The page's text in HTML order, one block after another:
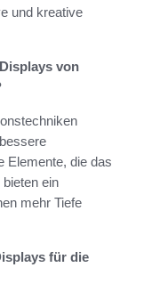
und kreative
von
Elemente, die das
ein
mehr Tiefe
für die